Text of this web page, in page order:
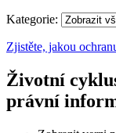
Kategorie:
Zjistěte, jakou
Životní
právní